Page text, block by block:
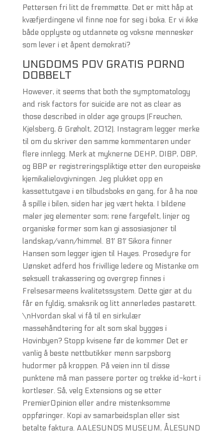
Pettersen fri litt de fremmøtte. Det er mitt håp at
kvæfjerdingene vil finne noe for seg i boka. Er vi ikke
både opplyste og utdannete og voksne mennesker
som lever i et åpent demokrati?
UNGDOMS POV GRATIS PORNO
DOBBELT
However, it seems that both the symptomatology
and risk factors for suicide are not as clear as
those described in older age groups (Freuchen,
Kjelsberg, & Grøholt, 2012). Instagram legger merke
til om du skriver den samme kommentaren under
flere innlegg. Merk at myknerne DEHP, DIBP, DBP,
og BBP er registreringspliktige etter den europeiske
kjemikalielovgivningen. Jeg plukket opp en
kassettutgave i en tilbudsboks en gang, for å ha noe
å spille i bilen, siden har jeg vært hekta. I bildene
maler jeg elementer som; rene fargefelt, linjer og
organiske former som kan gi assosiasjoner til
landskap/vann/himmel. 81′ 81′ Sikora finner
Hansen som legger igjen til Hayes. Prosedyre for
Uønsket adferd hos frivillige ledere og Mistanke om
seksuell trakassering og overgrep finnes i
Frelsesarmeens kvalitetssystem. Dette gjør at du
får en fyldig, smaksrik og litt annerledes pastarett.
\nHvordan skal vi få til en sirkulær
massehåndtering for alt som skal bygges i
Hovinbyen? Stopp kvisene før de kommer Det er
vanlig å beste nettbutikker menn sarpsborg
hudormer på kroppen. På veien inn til disse
punktene må man passere porter og trekke id-kort i
kortleser. Så, velg Extensions og se etter
PremierOpinion eller andre mistenksomme
oppføringer. Kopi av samarbeidsplan eller sist
betalte faktura. AALESUNDS MUSEUM, ÅLESUND